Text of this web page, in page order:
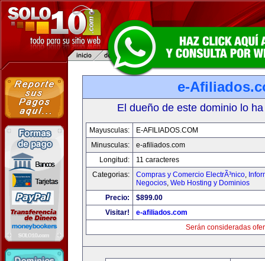
e-
El dueño de este dominio lo
Mayusculas:
E-AFILIADOS.COM
Minusculas:
e-afiliados.com
Longitud:
11 caracteres
Categorias:
Compras y Comercio ElectrÃ³nico,
Negocios, Web Hosting y Dominios
Precio:
$899.00
Visitar!
e-afiliados.com
Serán consideradas